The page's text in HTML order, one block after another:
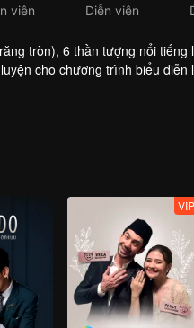
viên
Diễn viên
tròn), 6 thần tượng nổi tiếng
cho chương trình biểu
hồn đã sống ở đây hơn 200
những idol này. Giữa họ xảy
với họ là ma ám thật, hay chỉ
VIP